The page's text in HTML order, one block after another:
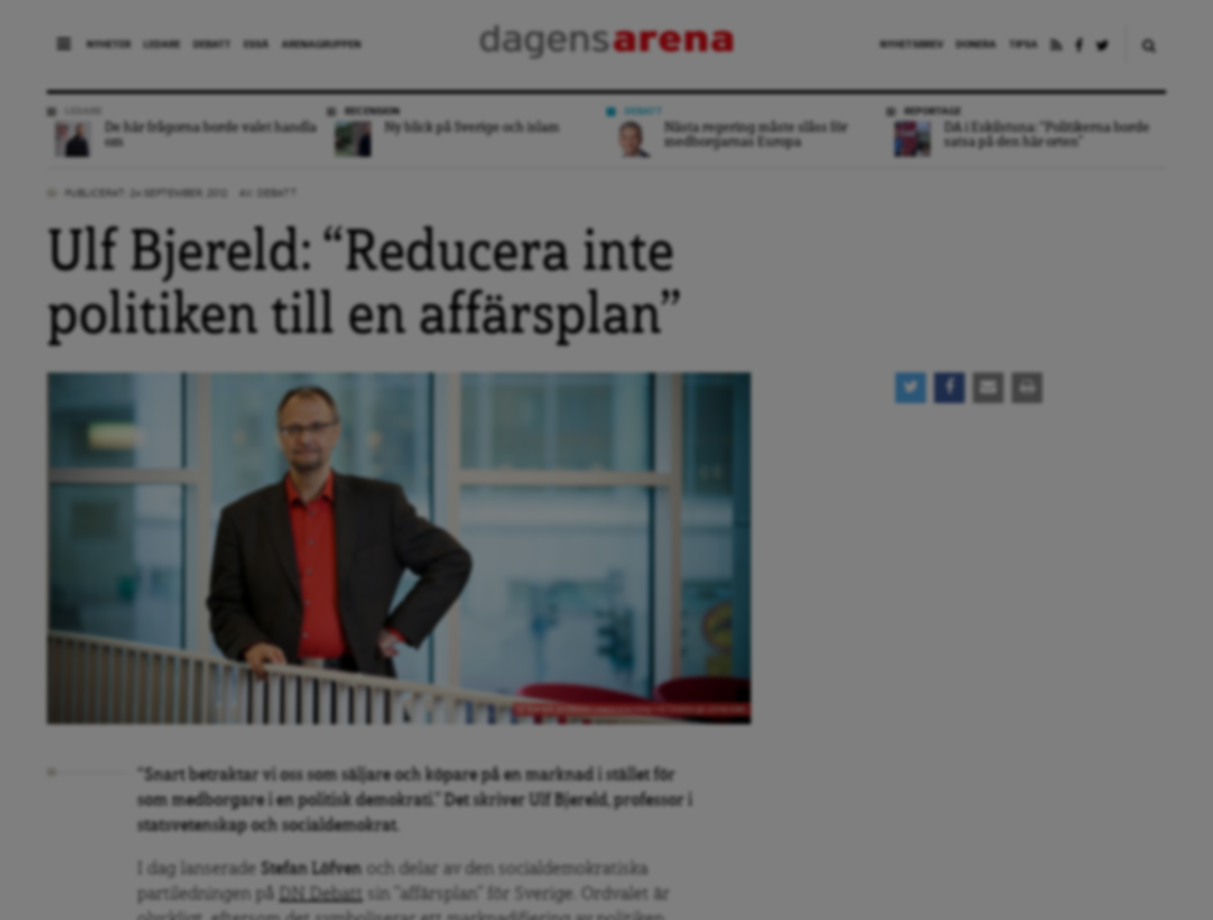
NYHETER LEDARE DEBATT ESSÄ ARENAGRUPPEN NYHETSBREV DONERA TIPSA
De här frågorna borde valet handla
om
RECENSION
Ny blick på Sverige och islam
Nästa regering måste slåss för
medborgarnas Europa
REPORTAGE
DA i Eskilstuna: “Politikerna borde
satsa på den här orten”
PUBLICERAT: 24 SEPTEMBER, 2012
Ulf Bjereld: “Reducera inte
politiken till en affärsplan”
Ulf Bjereld, professor i statsvetenskap vid Göteborgs universitet.
“Snart betraktar vi oss som säljare och köpare på en marknad i stället för
som medborgare i en politisk demokrati.” Det skriver Ulf Bjereld, professor i
statsvetenskap och socialdemokrat.
I dag lanserade Stefan Löfven och delar av den socialdemokratiska
partiledningen på DN Debatt sin ”affärsplan” för Sverige. Ordvalet är